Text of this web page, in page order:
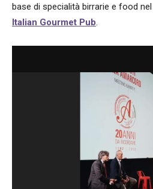
base di specialità birrarie e food
Italian Gourmet Pub.